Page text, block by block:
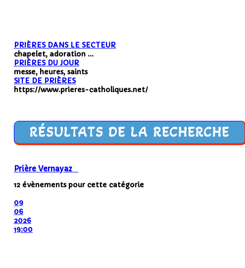
PRIÈRES DANS LE SECTEUR
chapelet, adoration ...
PRIÈRES DU JOUR
messe, heures, saints
SITE DE PRIÈRES
https://www.prieres-catholiques.net/
RÉSULTATS DE LA RECHERCHE
Prière Vernayaz
12 évènements pour cette catégorie
09
06
2026
19:00